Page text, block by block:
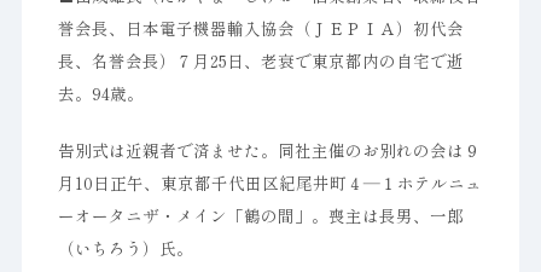
誉会長、日本電子機器輸入協会（ＪＥＰＩＡ）初代会
長、名誉会長）７月25日、老衰で東京都内の自宅で逝
去。94歳。
告別式は近親者で済ませた。同社主催のお別れの会は９
月10日正午、東京都千代田区紀尾井町４―１ホテルニュ
ーオータニザ・メイン「鶴の間」。喪主は長男、一郎
（いちろう）氏。